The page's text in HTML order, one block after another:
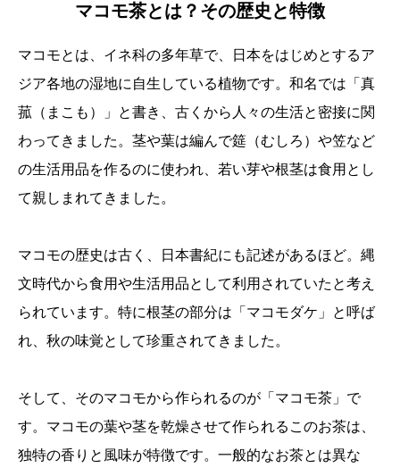
マコモ茶とは？その歴史と特徴
マコモとは、イネ科の多年草で、日本をはじめとするア
ジア各地の湿地に自生している植物です。和名では「真
菰（まこも）」と書き、古くから人々の生活と密接に関
わってきました。茎や葉は編んで筵（むしろ）や笠など
の生活用品を作るのに使われ、若い芽や根茎は食用とし
て親しまれてきました。
マコモの歴史は古く、日本書紀にも記述があるほど。縄
文時代から食用や生活用品として利用されていたと考え
られています。特に根茎の部分は「マコモダケ」と呼ば
れ、秋の味覚として珍重されてきました。
そして、そのマコモから作られるのが「マコモ茶」で
す。マコモの葉や茎を乾燥させて作られるこのお茶は、
独特の香りと風味が特徴です。一般的なお茶とは異な